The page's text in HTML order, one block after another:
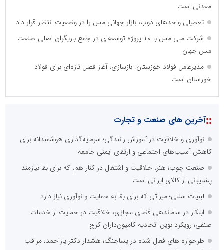
معدنی است
تعطیلی واحدهای ذوب، بازار جهانی مس را در وضعیت انتظار قرار داد
شرکت ملی مس با ۱۰ پروژه توسعه‌ای در جمع بازیگران اصلی صنعت
مس جهان
مدیرعامل فولاد خوزستان: بازسازی، آغاز فصل تازه‌ای برای فولاد
خوزستان است
::آخرین های صنعت و تجارت
نوآوری و خلاقیت در آموزش رانندگی؛ سرمایه‌گذاری هوشمندانه برای
کاهش آسیب‌های اجتماعی و ارتقای ایمنی جامعه
صنعت چوب؛ هنر، خلاقیت و اشتغال در کنار هم، که برای بقا نیازمند
پشتیبانی از کالای ایرانی است
لبنیات سنتی؛ میراثی که برای بقا به حمایت و نوآوری نیاز دارد
ابتکار در ساماندهی فضای مجازی، خلاقیت در حمایت از خدمات
صنفی؛ رویکرد نوین اتحادیه کامیون‌داران کرج
طرحواره های فعال شده در پساجنگ؛ هشدار دکتر یاراحمد: مراقب